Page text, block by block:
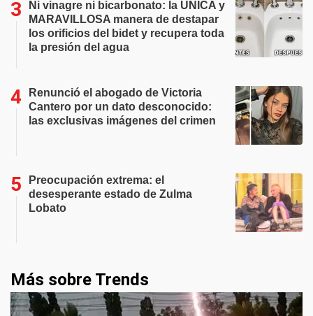
Ni vinagre ni bicarbonato: la ÚNICA y
MARAVILLOSA manera de destapar
los orificios del bidet y recupera toda
la presión del agua
Renunció el abogado de Victoria
Cantero por un dato desconocido:
las exclusivas imágenes del crimen
Preocupación extrema: el
desesperante estado de Zulma
Lobato
Más sobre Trends